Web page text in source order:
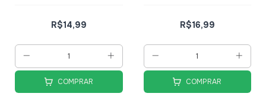
R$14,99
COMPRAR
R$16,99
COMPRAR